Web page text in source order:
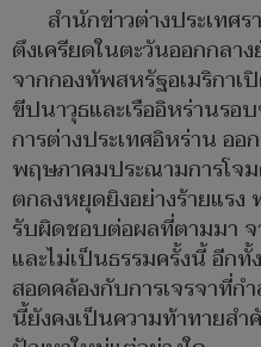
สำนักข่าวต่างประเทศ
ตึงเครียดในตะวันออกกลา
จากกองทัพสหรัฐอเมริกา
ขีปนาวุธและเรืออิหร่านรอ
การต่างประเทศอิหร่าน อ
พฤษภาคมประณามการโจ
ตกลงหยุดยิงอย่างร้ายแรง
รับผิดชอบต่อผลที่ตามมา จ
และไม่เป็นธรรมครั้งนี้ อีกทั้
สอดคล้องกับการเจรจาที่ก
นี้ยังคงเป็นความท้าทายสำ